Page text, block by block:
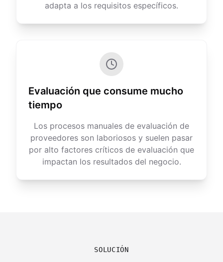
adapta a los requisitos específicos.
Evaluación que consume mucho
tiempo
Los procesos manuales de evaluación de
proveedores son laboriosos y suelen pasar
por alto factores críticos de evaluación que
impactan los resultados del negocio.
SOLUCIÓN